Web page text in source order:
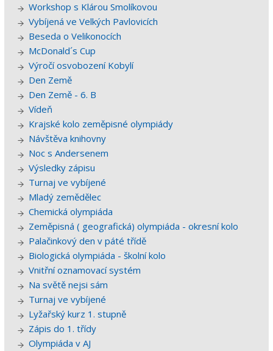
Workshop s Klárou Smolíkovou
Vybíjená ve Velkých Pavlovicích
Beseda o Velikonocích
McDonald´s Cup
Výročí osvobození Kobylí
Den Země
Den Země - 6. B
Vídeň
Krajské kolo zeměpisné olympiády
Návštěva knihovny
Noc s Andersenem
Výsledky zápisu
Turnaj ve vybíjené
Mladý zemědělec
Chemická olympiáda
Zeměpisná ( geografická) olympiáda - okresní kolo
Palačinkový den v páté třídě
Biologická olympiáda - školní kolo
Vnitřní oznamovací systém
Na světě nejsi sám
Turnaj ve vybíjené
Lyžařský kurz 1. stupně
Zápis do 1. třídy
Olympiáda v AJ